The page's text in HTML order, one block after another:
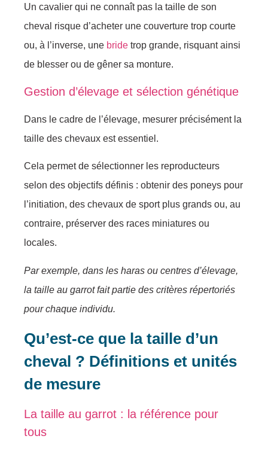
Un cavalier qui ne connaît pas la taille de son
cheval risque d’acheter une couverture trop courte
ou, à l’inverse, une bride trop grande, risquant ainsi
de blesser ou de gêner sa monture.
Gestion d’élevage et sélection génétique
Dans le cadre de l’élevage, mesurer précisément la
taille des chevaux est essentiel.
Cela permet de sélectionner les reproducteurs
selon des objectifs définis : obtenir des poneys pour
l’initiation, des chevaux de sport plus grands ou, au
contraire, préserver des races miniatures ou
locales.
Par exemple, dans les haras ou centres d’élevage,
la taille au garrot fait partie des critères répertoriés
pour chaque individu.
Qu’est-ce que la taille d’un
cheval ? Définitions et unités
de mesure
La taille au garrot : la référence pour
tous